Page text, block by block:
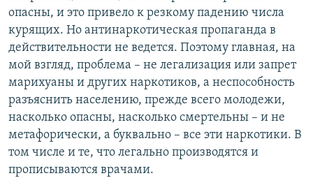
опасны, и это привело к резкому падению числа
курящих. Но антинаркотическая пропаганда в
действительности не ведется. Поэтому главная, на
мой взгляд, проблема – не легализация или запрет
марихуаны и других наркотиков, а неспособность
разъяснить населению, прежде всего молодежи,
насколько опасны, насколько смертельны – и не
метафорически, а буквально – все эти наркотики. В
том числе и те, что легально производятся и
прописываются врачами.